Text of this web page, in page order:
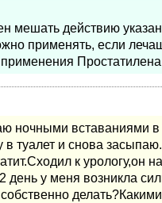
мешать действию
применять, если
ночными вставаниями
в туалет и снова
к урологу,он
день у меня возникла